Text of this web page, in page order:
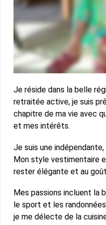
Je réside dans la belle
retraitée active, je suis
chapitre de ma vie avec
et mes intérêts.
Je suis une
Mon style vestimentaire
rester élégante et au goût
Mes passions incluent la
le sport et les
je me délecte de la